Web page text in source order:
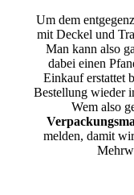
Um dem
mit Deckel und
Man kann also
dabei einen
Einkauf erstattet
Bestellung wieder
Wem also
melden, damit